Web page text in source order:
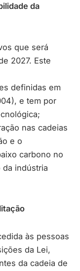
da
que será
2027. Este
definidas em
e tem por
nas cadeias
e o
carbono no
indústria
às pessoas
da Lei,
da cadeia de